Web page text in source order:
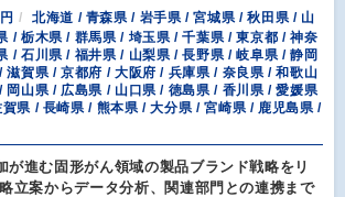
北海道 / 青森県 / 岩手県 / 宮城県 / 秋田県 / 山
/ 栃木県 / 群馬県 / 埼玉県 / 千葉県 / 東京都 / 神奈
/ 石川県 / 福井県 / 山梨県 / 長野県 / 岐阜県 / 静岡
滋賀県 / 京都府 / 大阪府 / 兵庫県 / 奈良県 / 和歌山
岡山県 / 広島県 / 山口県 / 徳島県 / 香川県 / 愛媛県
県 / 長崎県 / 熊本県 / 大分県 / 宮崎県 / 鹿児島県 /
が進む固形がん領域の製品ブランド戦略をリ
立案からデータ分析、関連部門との連携まで